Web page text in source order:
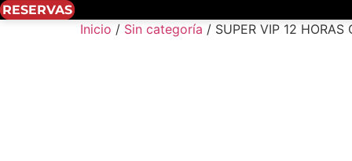
RESERVAS
Inicio / Sin categoría / SUPER VIP 12 HORAS